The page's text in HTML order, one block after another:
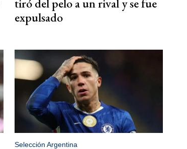
expulsado
Selección Argentina